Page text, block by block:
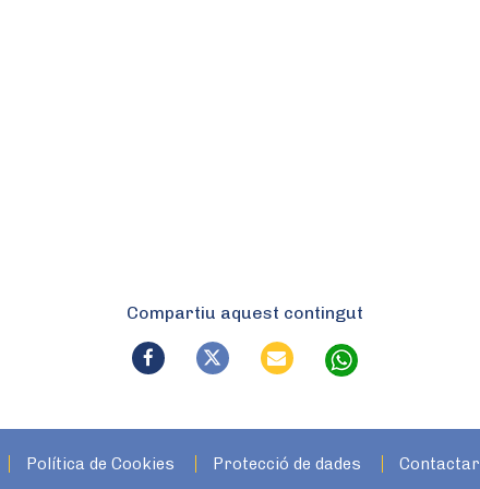
Compartiu aquest contingut
Política de Cookies Protecció de dades Contactar